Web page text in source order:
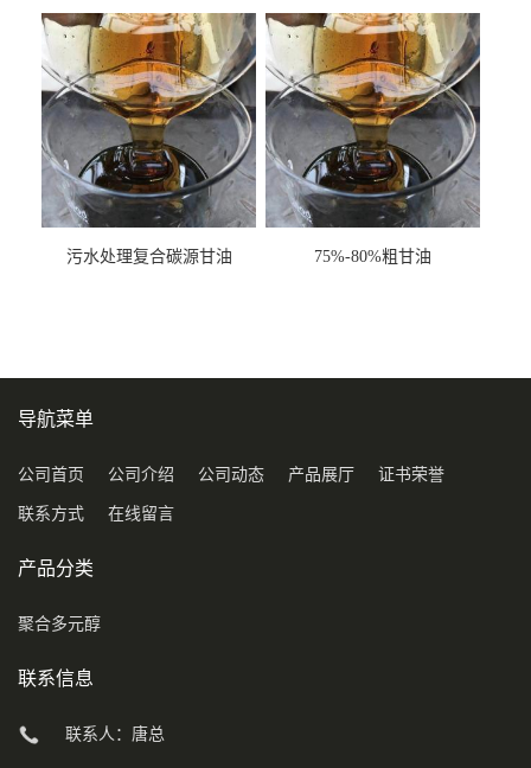
污水处理复合碳源甘油
75%-80%粗甘油
导航菜单
公司首页 公司介绍 公司动态 产品展厅 证书荣誉
联系方式 在线留言
产品分类
聚合多元醇
联系信息
联系人：唐总